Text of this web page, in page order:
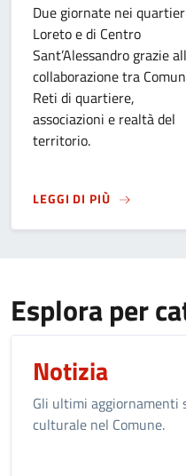
Due giornate nei
Loreto e di Centro
Sant’Alessandro grazie
collaborazione tra
Reti di quartiere,
associazioni e realtà del
territorio.
LEGGI DI PIÙSU
Esplora per
Notizia
Gli ultimi aggiornamenti
culturale nel Comune.